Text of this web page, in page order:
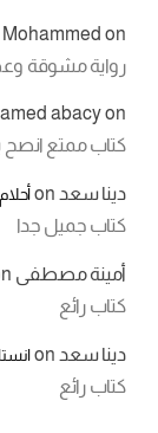
Mohammed on
رواية مشوقة
abacyon
كتاب ممتع انصح
دينا سعد on
كتاب جميل جدا
أمينة مصطفى
كتاب رائع
دينا سعد on
كتاب رائع